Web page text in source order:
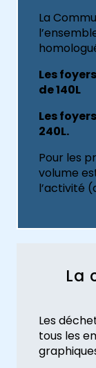
La
Les
de 140L
Les
240L.
Pour les
volume
l’activité
La
Les
tous les